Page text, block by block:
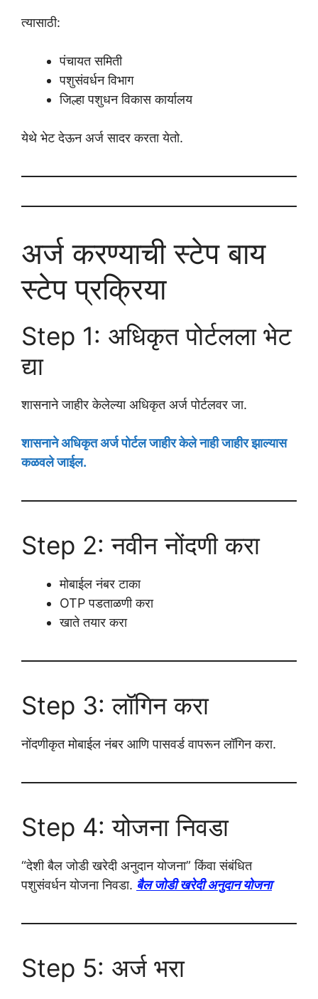
त्यासाठी:
पंचायत समिती
पशुसंवर्धन विभाग
जिल्हा पशुधन विकास कार्यालय
येथे भेट देऊन अर्ज सादर करता येतो.
अर्ज करण्याची स्टेप बाय
स्टेप प्रक्रिया
Step 1: अधिकृत पोर्टलला भेट
द्या
शासनाने जाहीर केलेल्या अधिकृत अर्ज पोर्टलवर जा.
शासनाने अधिकृत अर्ज पोर्टल जाहीर केले नाही जाहीर झाल्यास
कळवले जाईल.
Step 2: नवीन नोंदणी करा
मोबाईल नंबर टाका
OTP पडताळणी करा
खाते तयार करा
Step 3: लॉगिन करा
नोंदणीकृत मोबाईल नंबर आणि पासवर्ड वापरून लॉगिन करा.
Step 4: योजना निवडा
“देशी बैल जोडी खरेदी अनुदान योजना” किंवा संबंधित
पशुसंवर्धन योजना निवडा. बैल जोडी खरेदी अनुदान योजना
Step 5: अर्ज भरा